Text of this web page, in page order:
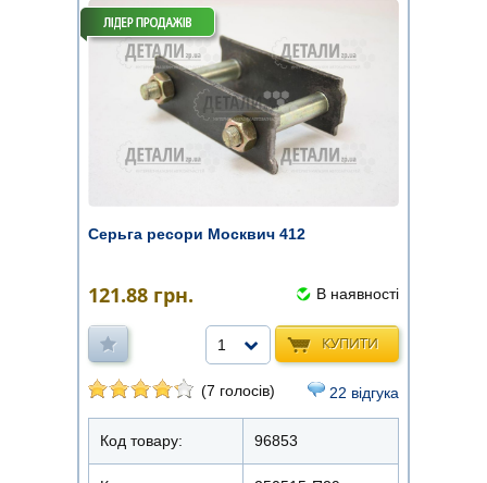
Серьга ресори Москвич 412
121.88 грн. В наявності
КУПИТИ
1
(7 голосів) 22 відгука
Код товару: 96853